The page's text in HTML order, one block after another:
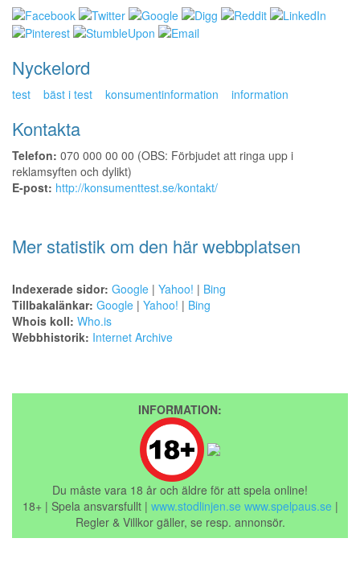
Nyckelord
test bäst i test konsumentinformation information
Kontakta
Telefon: 070 000 00 00 (OBS: Förbjudet att ringa upp i
reklamsyften och dylikt)
E-post: http://konsumenttest.se/kontakt/
Mer statistik om den här webbplatsen
Indexerade sidor: Google | Yahoo! | Bing
Tillbakalänkar: Google | Yahoo! | Bing
Whois koll: Who.is
Webbhistorik: Internet Archive
INFORMATION:
Du måste vara 18 år och äldre för att spela online!
18+ | Spela ansvarsfullt | www.stodlinjen.se www.spelpaus.se |
Regler & Villkor gäller, se resp. annonsör.